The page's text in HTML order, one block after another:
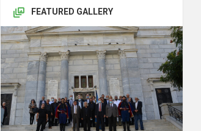
FEATURED GALLERY